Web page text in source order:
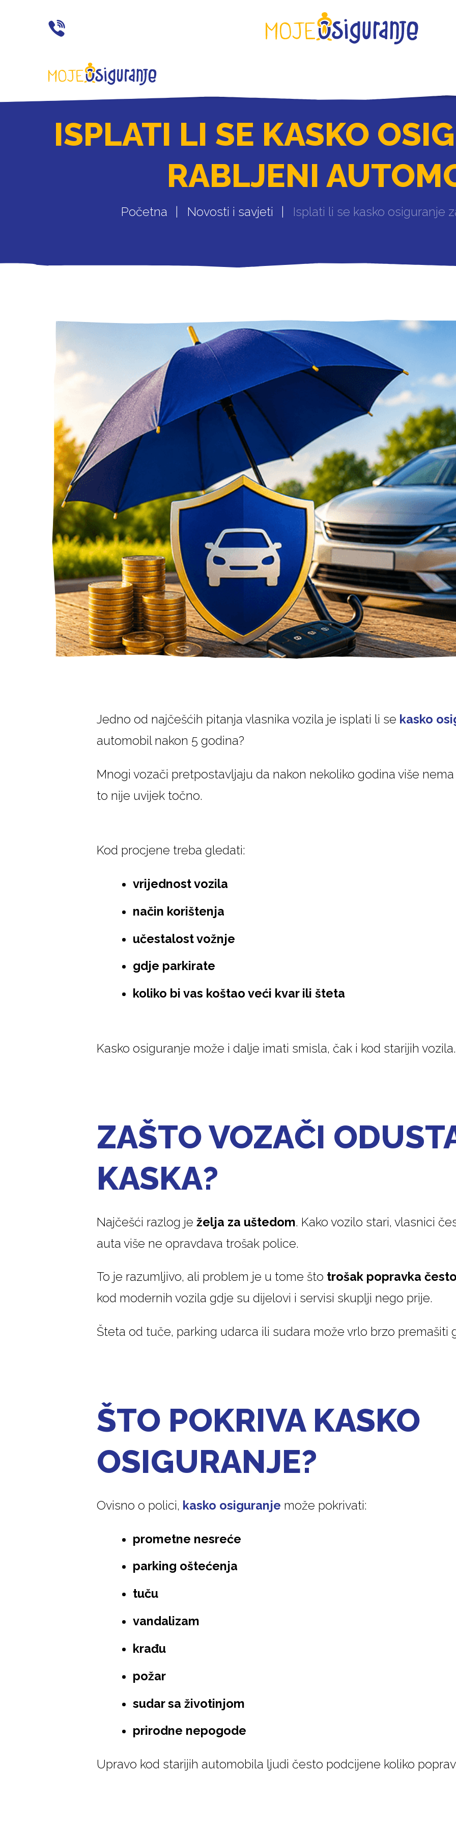
ISPLATI LI SE KASKO
RABLJENI
Početna Novosti i savjeti Isplati li se kasko osiguranje
Jedno od najčešćih pitanja vlasnika vozila je isplati li se kasko
automobil nakon 5 godina?
Mnogi vozači pretpostavljaju da nakon nekoliko godina više
to nije uvijek točno.
Kod procjene treba gledati:
vrijednost vozila
način korištenja
učestalost vožnje
gdje parkirate
koliko bi vas koštao veći kvar ili šteta
Kasko osiguranje može i dalje imati smisla, čak i kod starijih vozila.
ZAŠTO VOZAČI
KASKA?
Najčešći razlog je želja za uštedom. Kako vozilo stari, vlasnici
auta više ne opravdava trošak police.
To je razumljivo, ali problem je u tome što trošak popravka
kod modernih vozila gdje su dijelovi i servisi skuplji nego prije.
Šteta od tuče, parking udarca ili sudara može vrlo brzo premašiti
ŠTO POKRIVA KASKO
OSIGURANJE?
Ovisno o polici, kasko osiguranje može pokrivati:
prometne nesreće
parking oštećenja
tuču
vandalizam
krađu
požar
sudar sa životinjom
prirodne nepogode
Upravo kod starijih automobila ljudi često podcijene koliko